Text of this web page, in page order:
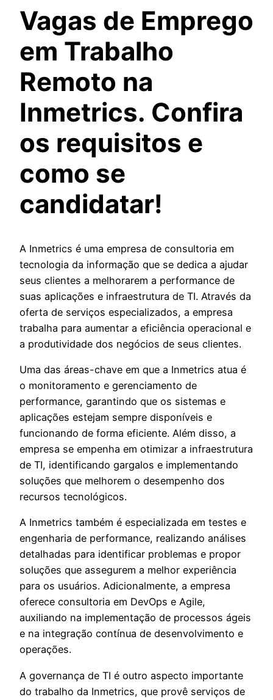
Vagas de Emprego
em Trabalho
Remoto na
Inmetrics. Confira
os requisitos e
como se
candidatar!
A Inmetrics é uma empresa de consultoria em
tecnologia da informação que se dedica a ajudar
seus clientes a melhorarem a performance de
suas aplicações e infraestrutura de TI. Através da
oferta de serviços especializados, a empresa
trabalha para aumentar a eficiência operacional e
a produtividade dos negócios de seus clientes.
Uma das áreas-chave em que a Inmetrics atua é
o monitoramento e gerenciamento de
performance, garantindo que os sistemas e
aplicações estejam sempre disponíveis e
funcionando de forma eficiente. Além disso, a
empresa se empenha em otimizar a infraestrutura
de TI, identificando gargalos e implementando
soluções que melhorem o desempenho dos
recursos tecnológicos.
A Inmetrics também é especializada em testes e
engenharia de performance, realizando análises
detalhadas para identificar problemas e propor
soluções que assegurem a melhor experiência
para os usuários. Adicionalmente, a empresa
oferece consultoria em DevOps e Agile,
auxiliando na implementação de processos ágeis
e na integração contínua de desenvolvimento e
operações.
A governança de TI é outro aspecto importante
do trabalho da Inmetrics, que provê serviços de